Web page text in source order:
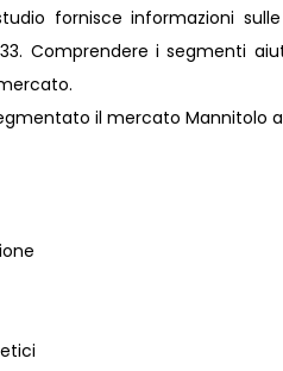
fornisce informazioni
Comprendere i segmenti
il mercato Mannitolo